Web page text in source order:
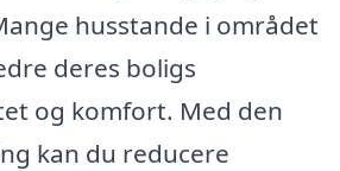
husstande i området
deres boligs
og komfort. Med den
kan du reducere